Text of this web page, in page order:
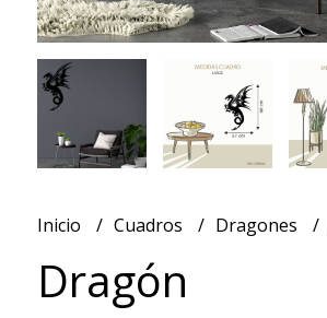
Inicio Cuadros Dragones
Dragón